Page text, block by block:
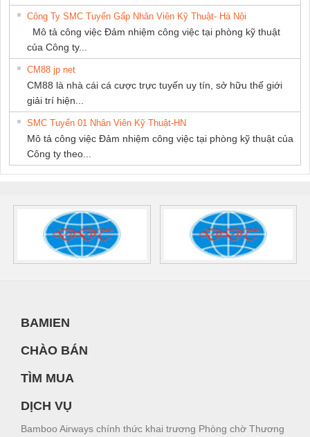
Công Ty SMC Tuyển Gấp Nhân Viên Kỹ Thuật- Hà Nội
Mô tả công việc Đảm nhiệm công việc tại phòng kỹ thuật
của Công ty...
CM88 jp net
CM88 là nhà cái cá cược trực tuyến uy tín, sở hữu thế giới
giải trí hiện...
SMC Tuyển 01 Nhân Viên Kỹ Thuật-HN
Mô tả công việc Đảm nhiệm công việc tại phòng kỹ thuật của
Công ty theo...
BAMIEN
CHÀO BÁN
TÌM MUA
DỊCH VỤ
Bamboo Airways chính thức khai trương Phòng chờ Thương